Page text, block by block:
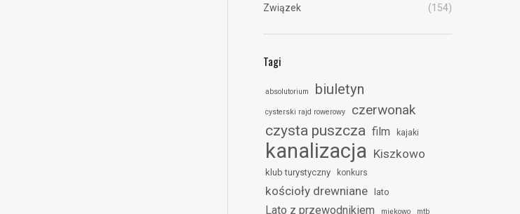
Związek
(154)
Tagi
absolutorium biuletyn
cysterski rajd rowerowy czerwonak
czysta puszcza film kajaki
kanalizacja Kiszkowo
klub turystyczny konkurs
kościoły drewniane lato
Lato z przewodnikiem miękowo mtb